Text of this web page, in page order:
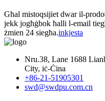
Għal mistoqsijiet dwar il-
jekk jogħġbok ħalli l-email
żmien 24 siegħa.inkjesta
Nru.38, Lane 1688
City, iċ-Ċina
+86-21-51905301
swd@swdpu.com.cn